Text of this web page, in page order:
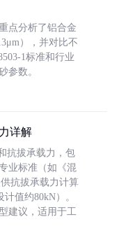
点分析了铝合金
），并对比不
1标准和行业
参数。
详解
抗拔承载力，包
业标准（如《混
抗拔承载力计算
值约80kN）。
建议，适用于工